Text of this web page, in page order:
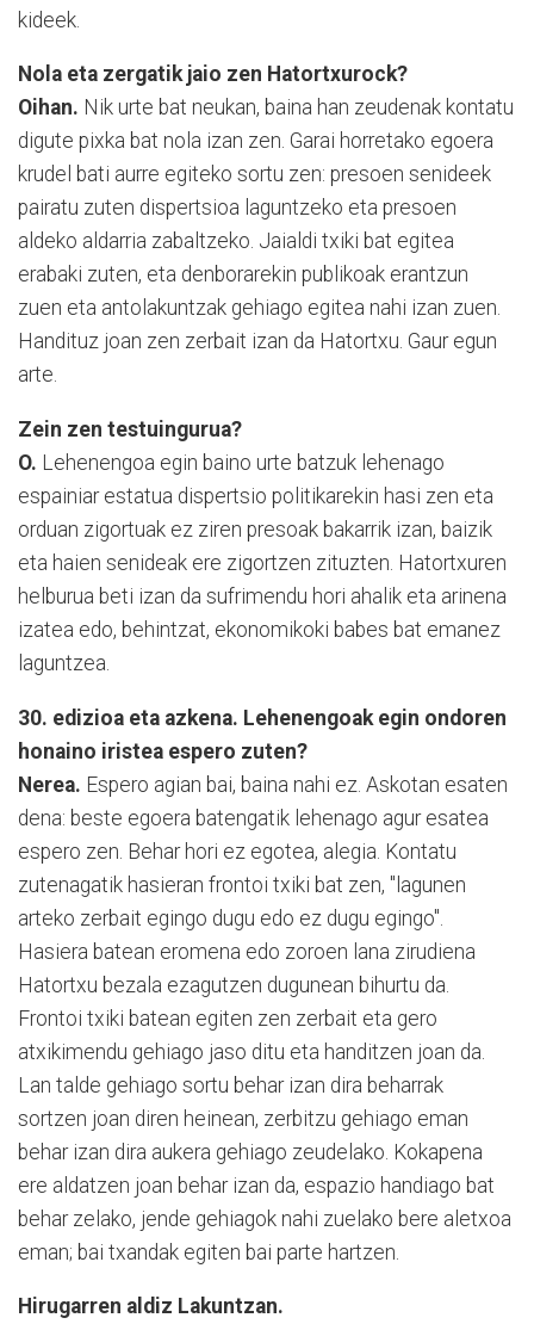
kideek.
Nola eta zergatik jaio zen Hatortxurock?
Oihan. Nik urte bat neukan, baina han zeudenak kontatu
digute pixka bat nola izan zen. Garai horretako egoera
krudel bati aurre egiteko sortu zen: presoen senideek
pairatu zuten dispertsioa laguntzeko eta presoen
aldeko aldarria zabaltzeko. Jaialdi txiki bat egitea
erabaki zuten, eta denborarekin publikoak erantzun
zuen eta antolakuntzak gehiago egitea nahi izan zuen.
Handituz joan zen zerbait izan da Hatortxu. Gaur egun
arte.
Zein zen testuingurua?
O. Lehenengoa egin baino urte batzuk lehenago
espainiar estatua dispertsio politikarekin hasi zen eta
orduan zigortuak ez ziren presoak bakarrik izan, baizik
eta haien senideak ere zigortzen zituzten. Hatortxuren
helburua beti izan da sufrimendu hori ahalik eta arinena
izatea edo, behintzat, ekonomikoki babes bat emanez
laguntzea.
30. edizioa eta azkena. Lehenengoak egin ondoren
honaino iristea espero zuten?
Nerea. Espero agian bai, baina nahi ez. Askotan esaten
dena: beste egoera batengatik lehenago agur esatea
espero zen. Behar hori ez egotea, alegia. Kontatu
zutenagatik hasieran frontoi txiki bat zen, "lagunen
arteko zerbait egingo dugu edo ez dugu egingo".
Hasiera batean eromena edo zoroen lana zirudiena
Hatortxu bezala ezagutzen dugunean bihurtu da.
Frontoi txiki batean egiten zen zerbait eta gero
atxikimendu gehiago jaso ditu eta handitzen joan da.
Lan talde gehiago sortu behar izan dira beharrak
sortzen joan diren heinean, zerbitzu gehiago eman
behar izan dira aukera gehiago zeudelako. Kokapena
ere aldatzen joan behar izan da, espazio handiago bat
behar zelako, jende gehiagok nahi zuelako bere aletxoa
eman; bai txandak egiten bai parte hartzen.
Hirugarren aldiz Lakuntzan.